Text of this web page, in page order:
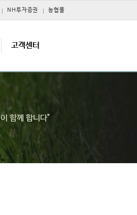
NH투자증권 농협몰
고객센터
이 함께 합니다"